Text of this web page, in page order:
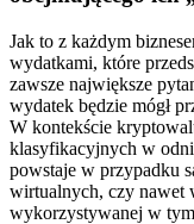
Jak to z każdym
wydatkami, które
zawsze największe
wydatek będzie mógł
W kontekście
klasyfikacyjnych w
powstaje w przypadku
wirtualnych, czy nawet
wykorzystywanej w